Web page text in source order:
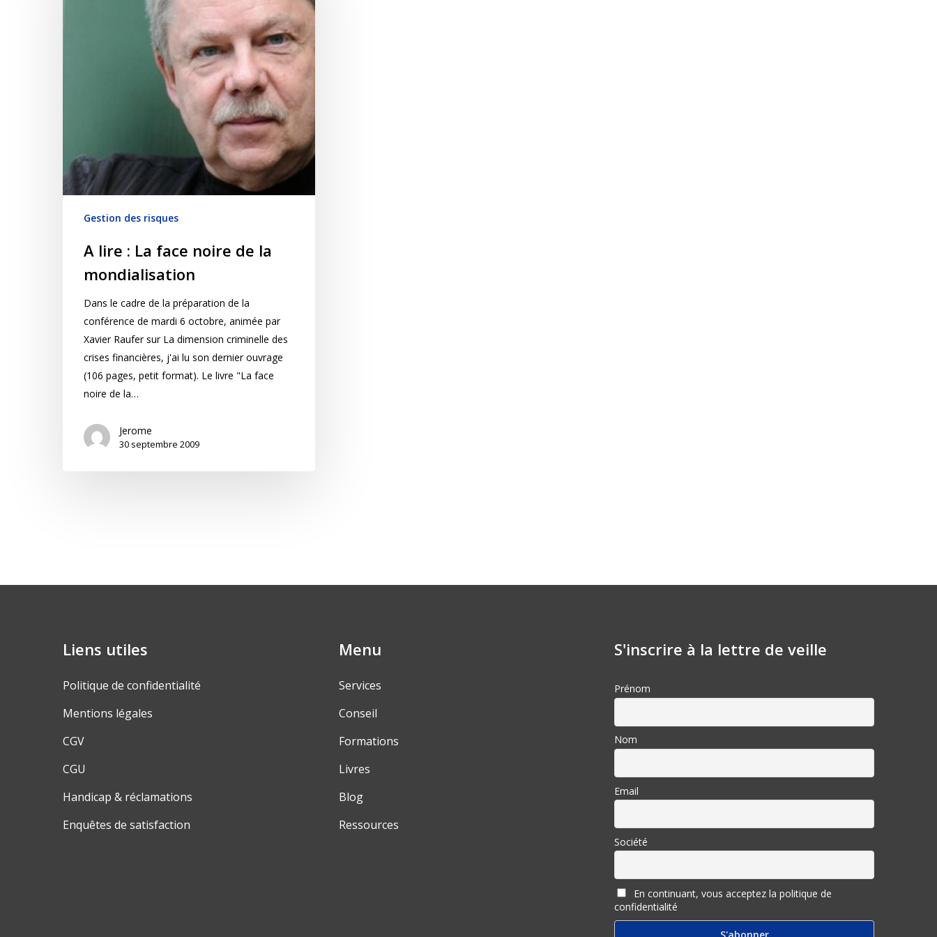
Gestion des risques
A lire : La face noire de la
mondialisation
Dans le cadre de la préparation de la
conférence de mardi 6 octobre, animée par
Xavier Raufer sur La dimension criminelle des
crises financières, j'ai lu son dernier ouvrage
(106 pages, petit format). Le livre "La face
noire de la…
Jerome
30 septembre 2009
Liens utiles
Politique de confidentialité
Mentions légales
CGV
CGU
Handicap & réclamations
Enquêtes de satisfaction
Menu
Services
Conseil
Formations
Livres
Blog
Ressources
S'inscrire à la lettre de veille
Prénom
Nom
Email
Société
En continuant, vous acceptez la politique de
confidentialité